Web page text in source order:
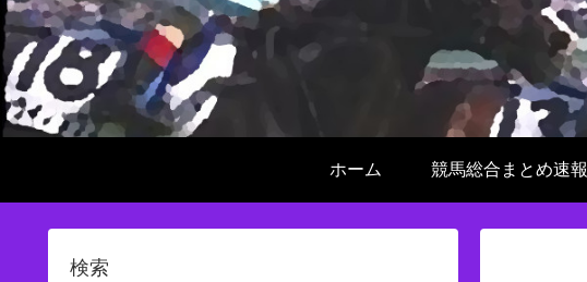
ホーム 競馬総合まとめ速報
検索